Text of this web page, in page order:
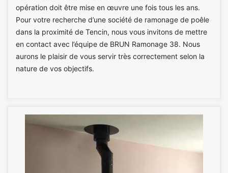
opération doit être mise en œuvre une fois tous les ans.
Pour votre recherche d’une société de ramonage de poêle
dans la proximité de Tencin, nous vous invitons de mettre
en contact avec l’équipe de BRUN Ramonage 38. Nous
aurons le plaisir de vous servir très correctement selon la
nature de vos objectifs.